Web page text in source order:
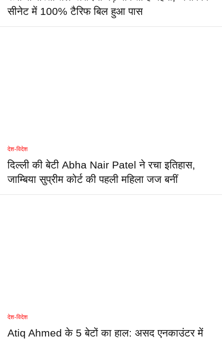
सीनेट में 100% टैरिफ बिल हुआ पास
देश-विदेश
दिल्ली की बेटी Abha Nair Patel ने रचा इतिहास,
जाम्बिया सुप्रीम कोर्ट की पहली महिला जज बनीं
देश-विदेश
Atiq Ahmed के 5 बेटों का हाल: असद एनकाउंटर में